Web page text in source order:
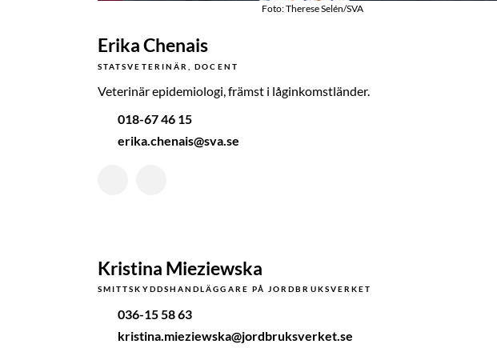
Foto: Therese Selén/SVA
Erika Chenais
STATSVETERINÄR, DOCENT
Veterinär epidemiologi, främst i låginkomstländer.
018-67 46 15
erika.chenais@sva.se
Kristina Mieziewska
SMITTSKYDDSHANDLÄGGARE PÅ JORDBRUKSVERKET
036-15 58 63
kristina.mieziewska@jordbruksverket.se